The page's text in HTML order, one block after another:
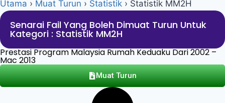
Utama › Muat Turun › Statistik › Statistik MM2H
Senarai Fail Yang Boleh Dimuat Turun Untuk
Kategori : Statistik MM2H
Prestasi Program Malaysia Rumah Keduaku Dari 2002 –
Mac 2013
Muat Turun